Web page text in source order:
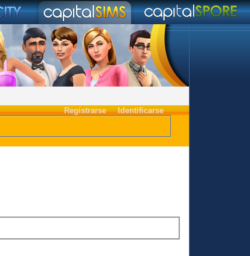
Registrarse Identificarse